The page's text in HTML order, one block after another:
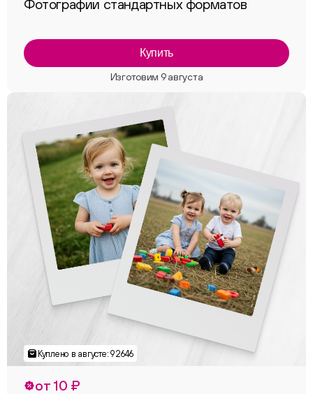
Фотографии стандартных форматов
Купить
от 10 ₽